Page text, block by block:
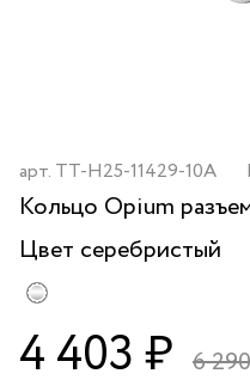
арт. TT-H25-11429-10A
Кольцо Opium
Цвет серебристый
4 403 ₽ 6